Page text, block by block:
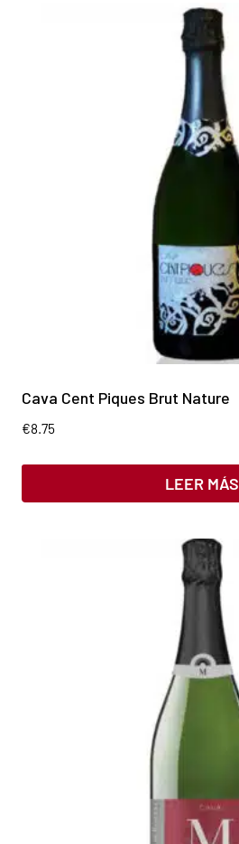
Cava Cent Piques Brut Nature
€8.75
LEER MÁS